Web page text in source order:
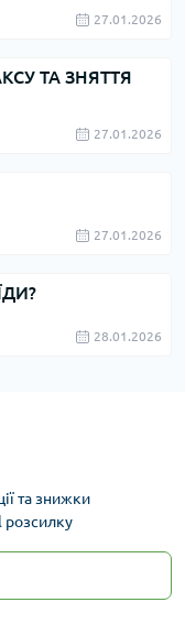
27.01.2026
ТА ЗНЯТТЯ
27.01.2026
27.01.2026
28.01.2026
та знижки
розсилку